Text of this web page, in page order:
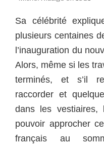
Sa célébrité
plusieurs centaines
l’inauguration du
Alors, même si les
terminés, et s’il
raccorder et
dans les
pouvoir approcher
français au